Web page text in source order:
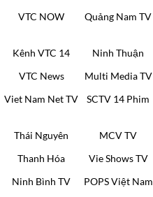
VTC NOW
Quảng Nam TV
Kênh VTC 14
Ninh Thuận
VTC News
Multi Media TV
Viet Nam Net TV
SCTV 14 Phim
Thái Nguyên
MCV TV
Thanh Hóa
Vie Shows TV
Ninh Bình TV
POPS Việt Nam